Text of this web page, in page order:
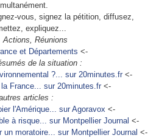
vous, signez la pétition, diffusez,
expliquez...
Actions, Réunions
et Départements <-
de la situation :
?... sur 20minutes.fr<-
la France... sur 20minutes.fr<-
articles :
l'Amérique... sur Agoravox <-
à risque... sur Montpellier Journal <-
un moratoire... sur Montpellier Journal <-